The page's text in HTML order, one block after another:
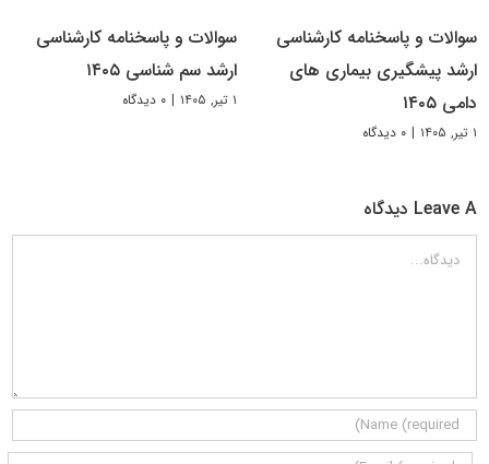
سوالات و پاسخنامه کارشناسی
ارشد پیشگیری بیماری های
دامی ۱۴۰۵
۱ تیر, ۱۴۰۵ | ۰ دیدگاه
سوالات و پاسخنامه کارشناسی
ارشد سم شناسی ۱۴۰۵
۱ تیر, ۱۴۰۵ | ۰ دیدگاه
Leave A دیدگاه
دیدگاه